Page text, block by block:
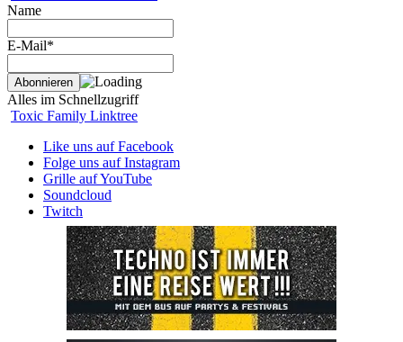
Name
E-Mail*
Alles im Schnellzugriff
Toxic Family Linktree
Like uns auf Facebook
Folge uns auf Instagram
Grille auf YouTube
Soundcloud
Twitch